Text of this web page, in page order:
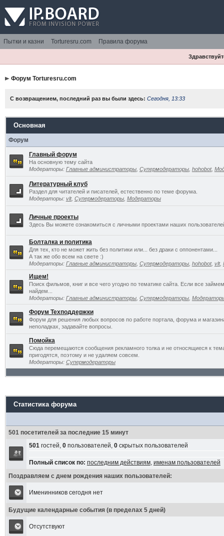
Пытки и казни Torturesru.com Правила форума
Форум Torturesru.com
С возвращением, последний раз вы были здесь: Сегодня, 13:33
Основная
Форум
Главный форум
На основную тему сайта
Модераторы: Главные администраторы, Супермодераторы, hohobot,
Литературный клуб
Раздел для читателей и писателей, естественно по теме форума.
Модераторы: vlt, Супермодераторы, Модераторы
Личные проекты
Здесь Вы можете ознакомиться с личными проектами наших
Болталка и политика
Для тех, кто не может жить без политики или... без драки с оппонентами...
А так же обо всем на свете :)
Модераторы: Главные администраторы, Супермодераторы, hohobot, vlt,
Ищем!
Поиск фильмов, книг и все чего угодно по тематике сайта. Если все
найдем...
Модераторы: Главные администраторы, Супермодераторы,
Форум Техподдержки
Форум для решения любых вопросов по работе портала, форума и
неполадках, задавайте вопросы.
Помойка
Сюда перемещаются сообщения рекламного толка и не относящиеся к
пригодятся, поэтому и не удаляем совсем.
Модераторы: Супермодераторы
Статистика форума
501 посетителей за последние 15 минут
501гостей, 0пользователей, 0скрытых пользователей
Полный список по: последним действиям, именам пользователей
Поздравляем с днем рождения наших пользователей:
Именинников сегодня нет
Будущие календарные события (в пределах 5 дней)
Отсутствуют